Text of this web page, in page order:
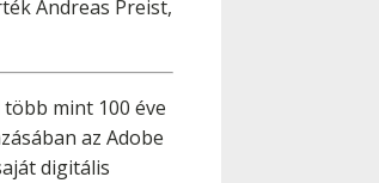
Andreas Preist,
mint 100 éve
az Adobe
digitális